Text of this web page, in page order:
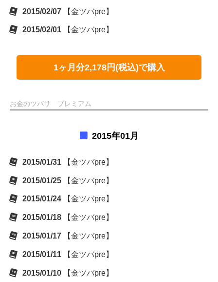
2015/02/07 【金ツバpre】
2015/02/01 【金ツバpre】
1ヶ月分2,178円(税込)で購入
お金のツバサ プレミアム
2015年01月
2015/01/31 【金ツバpre】
2015/01/25 【金ツバpre】
2015/01/24 【金ツバpre】
2015/01/18 【金ツバpre】
2015/01/17 【金ツバpre】
2015/01/11 【金ツバpre】
2015/01/10 【金ツバpre】